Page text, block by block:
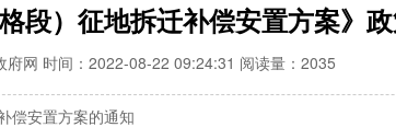
段）征地拆迁补偿安置方案》
网 时间：2022-08-22 09:24:31 阅读量： 2035
偿安置方案的通知